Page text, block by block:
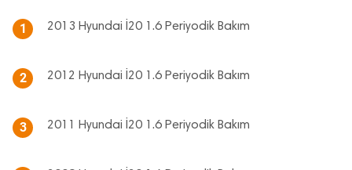
1 2013 Hyundai İ20 1.6 Periyodik Bakım
2 2012 Hyundai İ20 1.6 Periyodik Bakım
3 2011 Hyundai İ20 1.6 Periyodik Bakım